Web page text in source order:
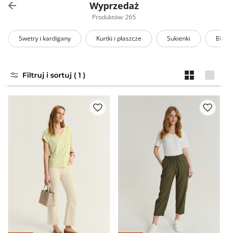
Wyprzedaż
Produktów: 265
Swetry i kardigany Kurtki i płaszcze Sukienki
Filtruj i sortuj ( 1 )